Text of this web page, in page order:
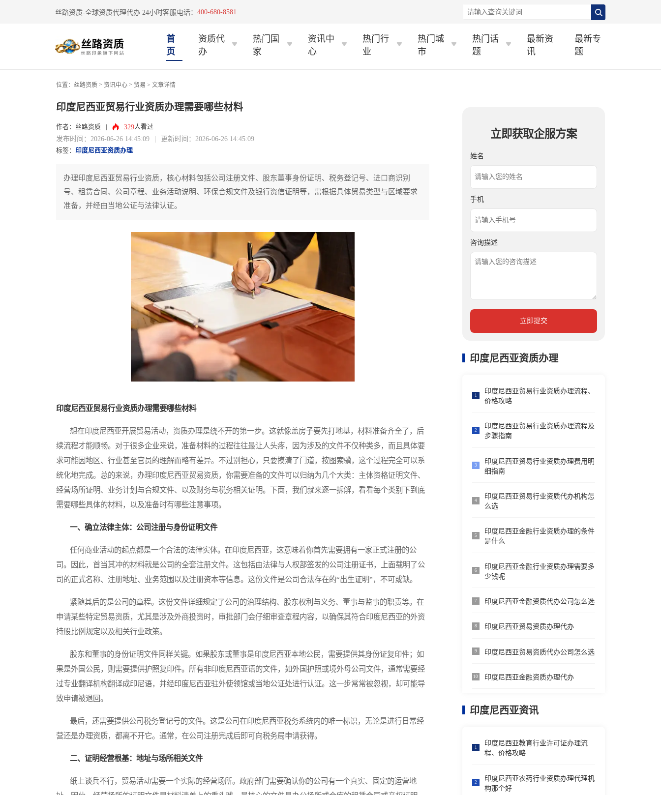
丝路资质-全球资质代理代办 24小时客服电话： 400-680-8581
首
页
资质代
办
热门国
家
资讯中
心
热门行
业
热门城
市
热门话
题
最新资
讯
最新专
题
位置： 丝路资质 > 资讯中心 > 贸易 > 文章详情
印度尼西亚贸易行业资质办理需要哪些材料
作者：丝路资质 329人看过
发布时间：2026-06-26 14:45:09 | 更新时间：2026-06-26 14:45:09
标签： 印度尼西亚资质办理
办理印度尼西亚贸易行业资质，核心材料包括公司注册文件、股东董事身份证明、税务登记号、进口商识别
号、租赁合同、公司章程、业务活动说明、环保合规文件及银行资信证明等，需根据具体贸易类型与区域要求
准备，并经由当地公证与法律认证。
印度尼西亚贸易行业资质办理需要哪些材料
想在印度尼西亚开展贸易活动，资质办理是绕不开的第一步。这就像盖房子要先打地基，材料准备齐全了，后
续流程才能顺畅。对于很多企业来说，准备材料的过程往往最让人头疼，因为涉及的文件不仅种类多，而且具体要
求可能因地区、行业甚至官员的理解而略有差异。不过别担心，只要摸清了门道，按图索骥，这个过程完全可以系
统化地完成。总的来说，办理印度尼西亚贸易资质，你需要准备的文件可以归纳为几个大类：主体资格证明文件、
经营场所证明、业务计划与合规文件、以及财务与税务相关证明。下面，我们就来逐一拆解，看看每个类别下到底
需要哪些具体的材料，以及准备时有哪些注意事项。
一、确立法律主体：公司注册与身份证明文件
任何商业活动的起点都是一个合法的法律实体。在印度尼西亚，这意味着你首先需要拥有一家正式注册的公
司。因此，首当其冲的材料就是公司的全套注册文件。这包括由法律与人权部签发的公司注册证书，上面载明了公
司的正式名称、注册地址、业务范围以及注册资本等信息。这份文件是公司合法存在的“出生证明”，不可或缺。
紧随其后的是公司的章程。这份文件详细规定了公司的治理结构、股东权利与义务、董事与监事的职责等。在
申请某些特定贸易资质，尤其是涉及外商投资时，审批部门会仔细审查章程内容，以确保其符合印度尼西亚的外资
持股比例规定以及相关行业政策。
股东和董事的身份证明文件同样关键。如果股东或董事是印度尼西亚本地公民，需要提供其身份证复印件；如
果是外国公民，则需要提供护照复印件。所有非印度尼西亚语的文件，如外国护照或境外母公司文件，通常需要经
过专业翻译机构翻译成印尼语，并经印度尼西亚驻外使领馆或当地公证处进行认证。这一步常常被忽视，却可能导
致申请被退回。
最后，还需要提供公司税务登记号的文件。这是公司在印度尼西亚税务系统内的唯一标识，无论是进行日常经
营还是办理资质，都离不开它。通常，在公司注册完成后即可向税务局申请获得。
二、证明经营根基：地址与场所相关文件
纸上谈兵不行，贸易活动需要一个实际的经营场所。政府部门需要确认你的公司有一个真实、固定的运营地
立即获取企服方案
姓名
手机
咨询描述
立即提交
印度尼西亚资质办理
1
印度尼西亚贸易行业资质办理流程、
价格攻略
2
印度尼西亚贸易行业资质办理流程及
步骤指南
3
印度尼西亚贸易行业资质办理费用明
细指南
4
印度尼西亚贸易行业资质代办机构怎
么选
5
印度尼西亚金融行业资质办理的条件
是什么
6
印度尼西亚金融行业资质办理需要多
少钱呢
7 印度尼西亚金融资质代办公司怎么选
8 印度尼西亚贸易资质办理代办
9 印度尼西亚贸易资质代办公司怎么选
10 印度尼西亚金融资质办理代办
印度尼西亚资讯
1
印度尼西亚教育行业许可证办理流
程、价格攻略
2
印度尼西亚农药行业资质办理代理机
构那个好